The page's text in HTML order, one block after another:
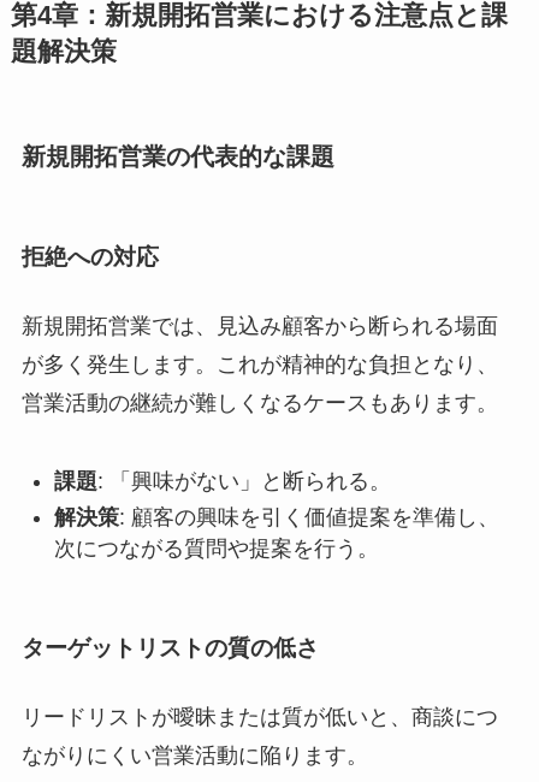
第4章：新規開拓営業における注意点と課
題解決策
新規開拓営業の代表的な課題
拒絶への対応
新規開拓営業では、見込み顧客から断られる場面
が多く発生します。これが精神的な負担となり、
営業活動の継続が難しくなるケースもあります。
課題: 「興味がない」と断られる。
解決策: 顧客の興味を引く価値提案を準備し、
次につながる質問や提案を行う。
ターゲットリストの質の低さ
リードリストが曖昧または質が低いと、商談につ
ながりにくい営業活動に陥ります。